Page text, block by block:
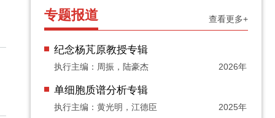
专题报道 查看更多+
纪念杨芃原教授专辑
执行主编：周振，陆豪杰 2026年
单细胞质谱分析专辑
执行主编：黄光明，江德臣 2025年